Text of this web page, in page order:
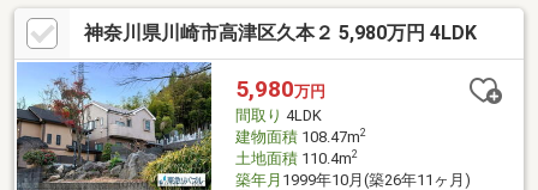
気になりません◆北東角地につき、採光・通風良好です◆LDには
電気式床暖房有◆食洗機、浄水器一体型混合水栓有◆浴室換気乾
燥暖房機付きマックスバリュ津田山店：約650mトップパルケ久地
店：約790mファミリーマート津田山駅前店：520m川崎市立下作
延小学校：約700m川崎市立西高津中学校：約2000m
神奈川県川崎市高津区久本２ 5,980万円 4LDK
5,980万円
間取り 4LDK
建物面積108.47m2
土地面積110.4m2
築年月 1999年10月(築26年11ヶ月)